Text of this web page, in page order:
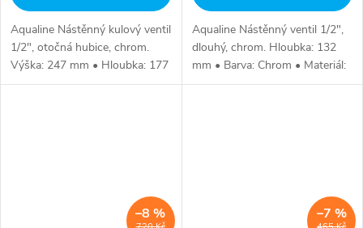
Aqualine Nástěnný kulový ventil
1/2", otočná hubice, chrom.
Výška: 247 mm • Hloubka: 177
mm • Barva: Chrom • Materiál:
Aqualine Nástěnný ventil 1/2",
dlouhý, chrom. Hloubka: 132
mm • Barva: Chrom • Materiál:
Mosaz • Tvar: Kruhové •
–8 % –7 %